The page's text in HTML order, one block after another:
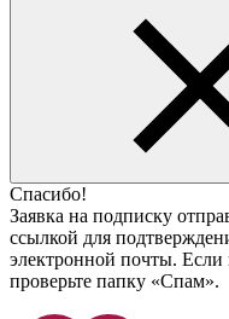
Спасибо!
Заявка на подписку
ссылкой для
электронной почты. Если
проверьте папку «Спам».